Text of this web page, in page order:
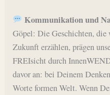
Kommunikation und
Göpel: Die Geschichten,
Zukunft erzählen, prägen
FREIsicht durch
davor an: bei Deinem
Worte formen Welt. Wenn